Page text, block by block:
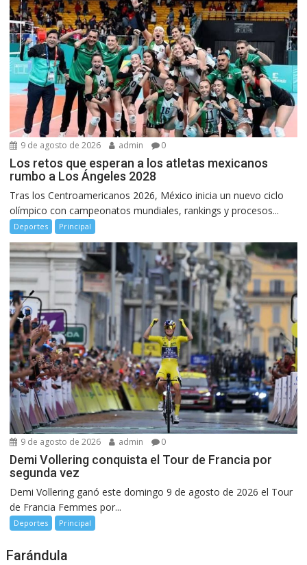
9 de agosto de 2026 admin 0
Los retos que esperan a los atletas mexicanos
rumbo a Los Ángeles 2028
Tras los Centroamericanos 2026, México inicia un nuevo ciclo
olímpico con campeonatos mundiales, rankings y procesos...
Deportes Principal
9 de agosto de 2026 admin 0
Demi Vollering conquista el Tour de Francia por
segunda vez
Demi Vollering ganó este domingo 9 de agosto de 2026 el Tour
de Francia Femmes por...
Deportes Principal
Farándula